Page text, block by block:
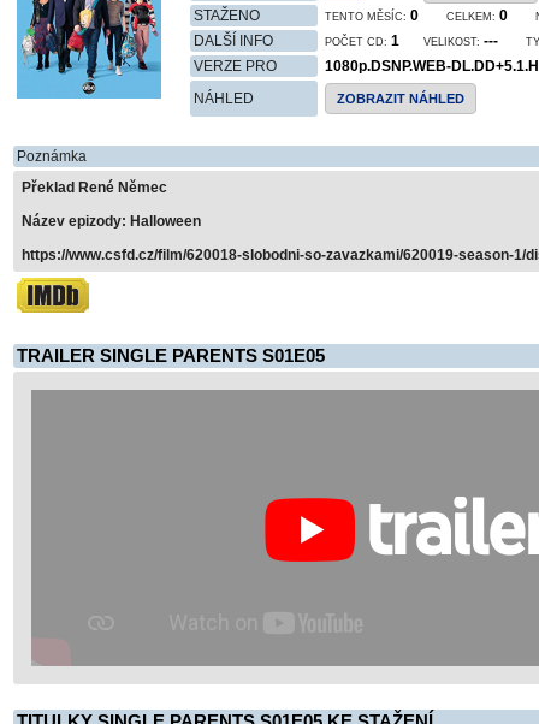
STAŽENO TENTO MĚSÍC: 0 CELKEM: 0
DALŠÍ INFO POČET CD: 1 VELIKOST: ---
VERZE PRO
1080p.DSNP.WEB-
NÁHLED
ZOBRAZIT NÁHLED
Poznámka
Překlad René Němec
Název epizody: Halloween
https://www.csfd.cz/film/620018-slobodni-so-zavazkami/620019-season-1/
TRAILER SINGLE PARENTS S01E05